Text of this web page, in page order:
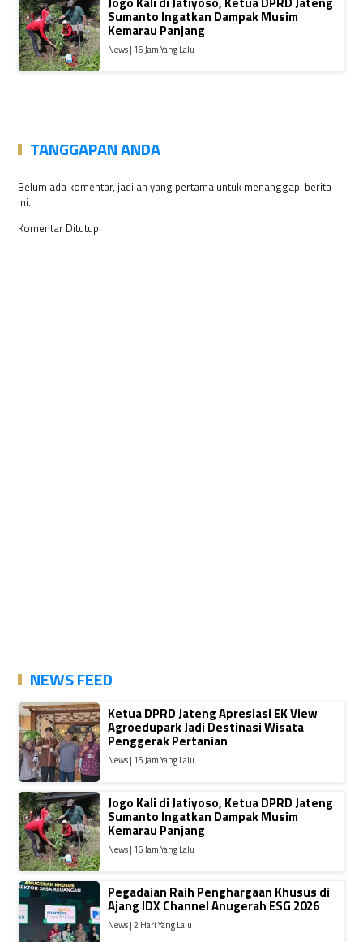
Sumanto Ingatkan Dampak Musim
Kemarau Panjang
News | 16 Jam Yang Lalu
TANGGAPAN ANDA
Belum ada komentar, jadilah yang pertama untuk menanggapi berita
ini.
Komentar Ditutup.
NEWS FEED
Ketua DPRD Jateng Apresiasi EK View
Agroedupark Jadi Destinasi Wisata
Penggerak Pertanian
News | 15 Jam Yang Lalu
Jogo Kali di Jatiyoso, Ketua DPRD Jateng
Sumanto Ingatkan Dampak Musim
Kemarau Panjang
News | 16 Jam Yang Lalu
Pegadaian Raih Penghargaan Khusus di
Ajang IDX Channel Anugerah ESG 2026
News | 2 Hari Yang Lalu